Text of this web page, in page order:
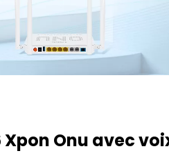
Xpon Onu avec